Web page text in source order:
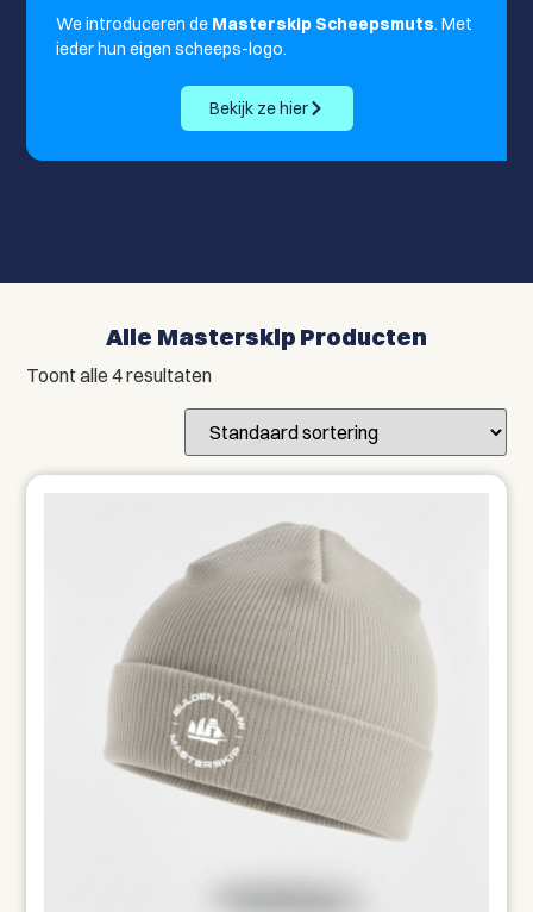
We introduceren de Masterskip Scheepsmuts. Met
ieder hun eigen scheeps-logo.
Bekijk ze hier
Alle Masterskip Producten
Toont alle 4 resultaten